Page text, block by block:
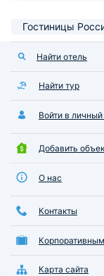
Гостиницы
Найти отель
Найти тур
Войти в
Добавить
О нас
Контакты
Карта сайта